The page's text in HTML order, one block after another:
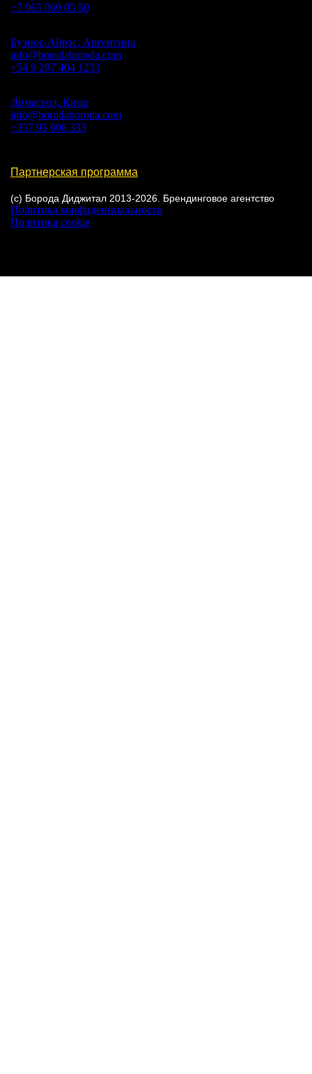
+7 965 060 05 50
Буэнос-Айрэс, Аргентина
info@borodaboroda.com
+54 9 297 404 1233
Лимассол, Кипр
info@borodaboroda.com
+357 95 608 333
Партнерская программа
(с) Борода Диджитал 2013-2026. Брендинговое агентство
Политика конфиденциальности
Политика cookie